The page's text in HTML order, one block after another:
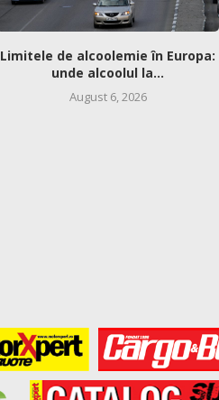
Limitele de alcoolemie în Europa:
unde alcoolul la...
August 6, 2026